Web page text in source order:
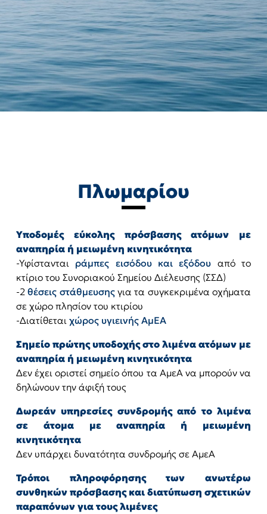
Πλωμαρίου
Υποδομές εύκολης πρόσβασης ατόμων με
αναπηρία ή μειωμένη κινητικότητα
-Υφίστανται ράμπες εισόδου και εξόδου από το
κτίριο του Συνοριακού Σημείου Διέλευσης (ΣΣΔ)
-2θέσεις στάθμευσηςγια τα συγκεκριμένα οχήματα
σε χώρο πλησίον του κτιρίου
-Διατίθεται χώρος υγιεινής ΑμΕΑ
Σημείο πρώτης υποδοχής στο λιμένα ατόμων με
αναπηρία ή μειωμένη κινητικότητα
Δεν έχει οριστεί σημείο όπου τα ΑμεΑ να μπορούν να
δηλώνουν την άφιξή τους
Δωρεάν υπηρεσίες συνδρομής από το λιμένα
σε άτομα με αναπηρία ή μειωμένη
κινητικότητα
Δεν υπάρχει δυνατότητα συνδρομής σε ΑμεΑ
Τρόποι πληροφόρησης των ανωτέρω
συνθηκών πρόσβασης και διατύπωση σχετικών
παραπόνων για τους λιμένες